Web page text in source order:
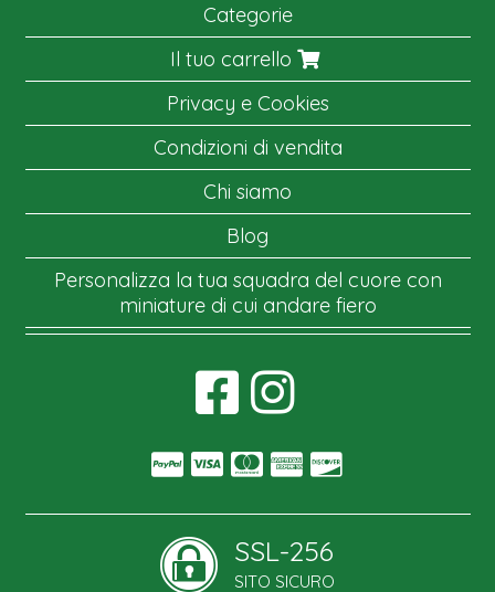
Categorie
Il tuo carrello
Privacy e Cookies
Condizioni di vendita
Chi siamo
Blog
Personalizza la tua squadra del cuore con
miniature di cui andare fiero
SSL-256
SITO SICURO